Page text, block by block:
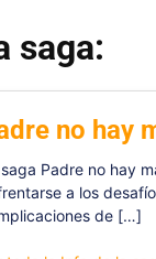
saga:
no hay
Padre no hay
a los
de […]